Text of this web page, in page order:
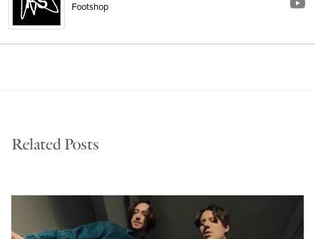
Footshop
Related Posts